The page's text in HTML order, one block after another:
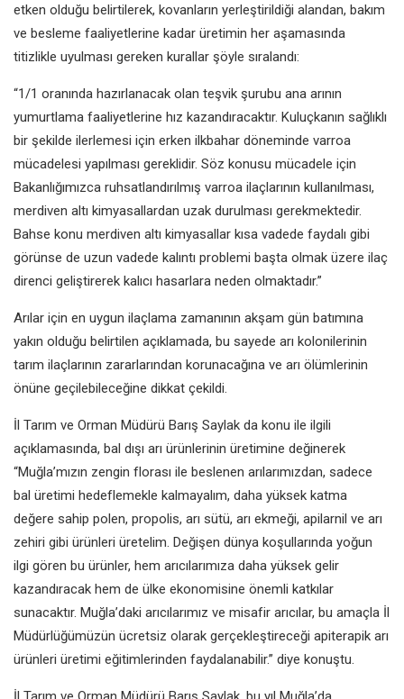
etken olduğu belirtilerek, kovanların yerleştirildiği alandan, bakım
ve besleme faaliyetlerine kadar üretimin her aşamasında
titizlikle uyulması gereken kurallar şöyle sıralandı:
“1/1 oranında hazırlanacak olan teşvik şurubu ana arının
yumurtlama faaliyetlerine hız kazandıracaktır. Kuluçkanın sağlıklı
bir şekilde ilerlemesi için erken ilkbahar döneminde varroa
mücadelesi yapılması gereklidir. Söz konusu mücadele için
Bakanlığımızca ruhsatlandırılmış varroa ilaçlarının kullanılması,
merdiven altı kimyasallardan uzak durulması gerekmektedir.
Bahse konu merdiven altı kimyasallar kısa vadede faydalı gibi
görünse de uzun vadede kalıntı problemi başta olmak üzere ilaç
direnci geliştirerek kalıcı hasarlara neden olmaktadır.”
Arılar için en uygun ilaçlama zamanının akşam gün batımına
yakın olduğu belirtilen açıklamada, bu sayede arı kolonilerinin
tarım ilaçlarının zararlarından korunacağına ve arı ölümlerinin
önüne geçilebileceğine dikkat çekildi.
İl Tarım ve Orman Müdürü Barış Saylak da konu ile ilgili
açıklamasında, bal dışı arı ürünlerinin üretimine değinerek
“Muğla’mızın zengin florası ile beslenen arılarımızdan, sadece
bal üretimi hedeflemekle kalmayalım, daha yüksek katma
değere sahip polen, propolis, arı sütü, arı ekmeği, apilarnil ve arı
zehiri gibi ürünleri üretelim. Değişen dünya koşullarında yoğun
ilgi gören bu ürünler, hem arıcılarımıza daha yüksek gelir
kazandıracak hem de ülke ekonomisine önemli katkılar
sunacaktır. Muğla’daki arıcılarımız ve misafir arıcılar, bu amaçla İl
Müdürlüğümüzün ücretsiz olarak gerçekleştireceği apiterapik arı
ürünleri üretimi eğitimlerinden faydalanabilir.” diye konuştu.